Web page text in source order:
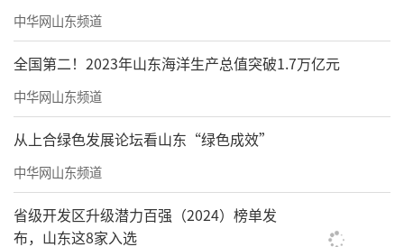
中华网山东频道
全国第二！2023年山东海洋生产总值突破1.7万亿元
中华网山东频道
从上合绿色发展论坛看山东“绿色成效”
中华网山东频道
省级开发区升级潜力百强（2024）榜单发
布，山东这8家入选